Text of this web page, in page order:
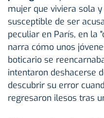
mujer que viviera sola
susceptible de ser
peculiar en París, en la
narra cómo unos
boticario se
intentaron deshacerse
descubrir su error
regresaron ilesos tras